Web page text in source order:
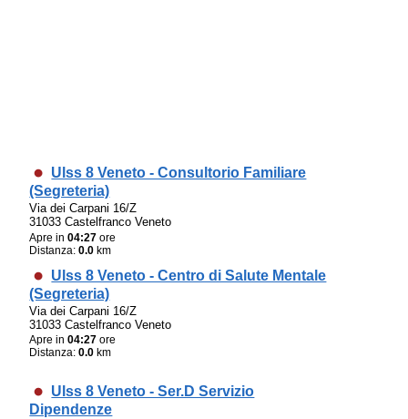
Ulss 8 Veneto - Consultorio Familiare
(Segreteria)
Via dei Carpani 16/Z
31033 Castelfranco Veneto
Apre in04:27 ore
Distanza:0.0 km
Ulss 8 Veneto - Centro di Salute Mentale
(Segreteria)
Via dei Carpani 16/Z
31033 Castelfranco Veneto
Apre in04:27 ore
Distanza:0.0 km
Ulss 8 Veneto - Ser.D Servizio
Dipendenze